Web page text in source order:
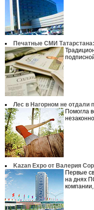
Печатные СМИ
Лес в Нагорном не отдали
Помогла
Kazan Expo от Валерия
Первые
на днях